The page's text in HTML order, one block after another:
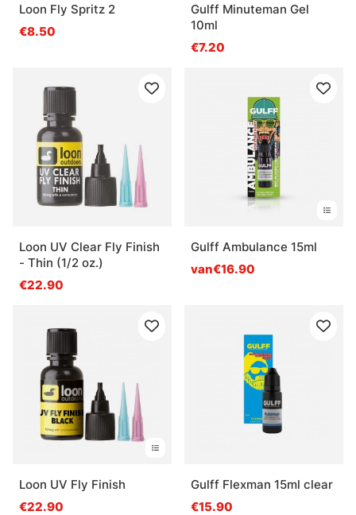
Loon Fly Spritz 2
€8.50
Gulff Minuteman Gel
10ml
€7.20
Loon UV Clear Fly Finish
- Thin (1/2 oz.)
€22.90
Gulff Ambulance 15ml
van€16.90
Loon UV Fly Finish
€22.90
Gulff Flexman 15ml clear
€15.90